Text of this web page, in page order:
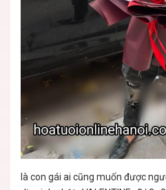
là con gái ai cũng muốn được